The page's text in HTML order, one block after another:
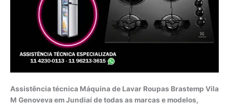
Assistência técnica Máquina de Lavar Roupas Brastemp Vila
M Genoveva em Jundiaí de todas as marcas e modelos,